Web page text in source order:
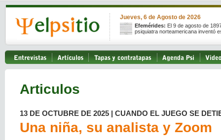
Jueves, 6 de Agosto de 2026
Efemérides: El 9 de agosto de
psiquiatra norteamericana inventó
Articulos
13 DE OCTUBRE DE 2025 | CUANDO EL JUEGO SE
Una niña, su analista y Zoom